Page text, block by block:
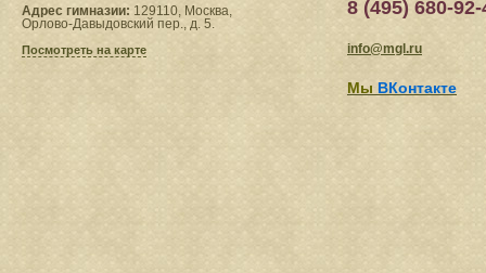
Адрес гимназии: 129110, Москва,
Орлово-Давыдовский пер., д. 5.
Посмотреть на карте
8 (495) 680-92-
info@mgl.ru
Мы ВКонтакте